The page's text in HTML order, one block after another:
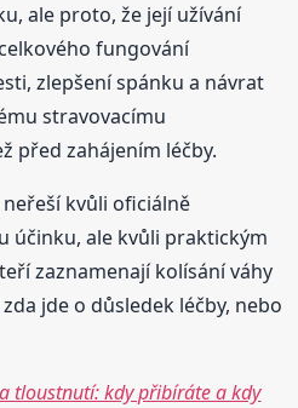
ale proto, že její užívání
fungování
zlepšení spánku a návrat
stravovacímu
před zahájením léčby.
kvůli oficiálně
účinku, ale kvůli praktickým
zaznamenají kolísání váhy
jde o důsledek léčby, nebo
tloustnutí: kdy přibíráte a kdy